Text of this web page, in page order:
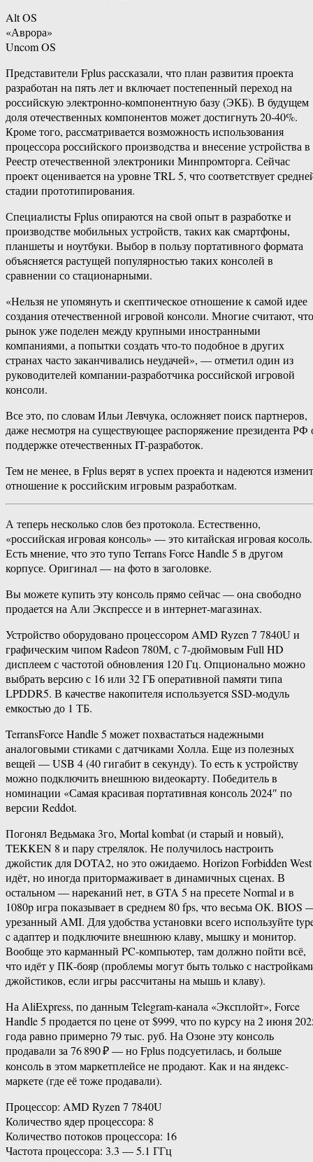
Alt OS
«Аврора»
Uncom OS
Представители Fplus рассказали, что план развития проекта
разработан на пять лет и включает постепенный переход на
российскую электронно-компонентную базу (ЭКБ). В будущем
доля отечественных компонентов может достигнуть 20-40%.
Кроме того, рассматривается возможность использования
процессора российского производства и внесение устройства в
Реестр отечественной электроники Минпромторга. Сейчас
проект оценивается на уровне TRL 5, что соответствует
стадии прототипирования.
Специалисты Fplus опираются на свой опыт в разработке и
производстве мобильных устройств, таких как смартфоны,
планшеты и ноутбуки. Выбор в пользу портативного формата
объясняется растущей популярностью таких консолей в
сравнении со стационарными.
«Нельзя не упомянуть и скептическое отношение к самой идее
создания отечественной игровой консоли. Многие считают, что
рынок уже поделен между крупными иностранными
компаниями, а попытки создать что-то подобное в других
странах часто заканчивались неудачей», — отметил один из
руководителей компании-разработчика российской игровой
консоли.
Все это, по словам Ильи Левчука, осложняет поиск партнеров,
даже несмотря на существующее распоряжение президента РФ
поддержке отечественных IT-разработок.
Тем не менее, в Fplus верят в успех проекта и надеются
отношение к российским игровым разработкам.
А теперь несколько слов без протокола. Естественно,
«российская игровая консоль» — это китайская игровая косоль.
Есть мнение, что это тупо Terrans Force Handle 5 в другом
корпусе. Оригинал — на фото в заголовке.
Вы можете купить эту консоль прямо сейчас — она свободно
продается на Али Экспрессе и в интернет-магазинах.
Устройство оборудовано процессором AMD Ryzen 7 7840U и
графическим чипом Radeon 780M, с 7-дюймовым Full HD
дисплеем с частотой обновления 120 Гц. Опционально можно
выбрать версию с 16 или 32 ГБ оперативной памяти типа
LPDDR5. В качестве накопителя используется SSD-модуль
емкостью до 1 ТБ.
TerransForce Handle 5 может похвастаться надежными
аналоговыми стиками с датчиками Холла. Еще из полезных
вещей — USB 4 (40 гигабит в секунду). То есть к устройству
можно подключить внешнюю видеокарту. Победитель в
номинации «Самая красивая портативная консоль 2024″ по
версии Reddot.
Погонял Ведьмака 3го, Mortal kombat (и старый и новый),
TEKKEN 8 и пару стрелялок. Не получилось настроить
джойстик для DOTA2, но это ожидаемо. Horizon Forbidden West
идёт, но иногда притормаживает в динамичных сценах. В
остальном — нареканий нет, в GTA 5 на пресете Normal и в
1080p игра показывает в среднем 80 fps, что весьма ОК. BIOS
урезанный AMI. Для удобства установки всего используйте
c адаптер и подключите внешнюю клаву, мышку и монитор.
Вообще это карманный PC-компьютер, там должно пойти всё,
что идёт у ПК-бояр (проблемы могут быть только с
джойстиков, если игры рассчитаны на мышь и клаву).
На AliExpress, по данным Telegram-канала «Эксплойт», Force
Handle 5 продается по цене от $999, что по курсу на 2 июня
года равно примерно 79 тыс. руб. На Озоне эту консоль
продавали за 76 890 ₽ — но Fplus подсуетилась, и больше
консоль в этом маркетплейсе не продают. Как и на яндекс-
маркете (где её тоже продавали).
Процессор: AMD Ryzen 7 7840U
Количество ядер процессора: 8
Количество потоков процессора: 16
Частота процессора: 3.3 — 5.1 ГГц